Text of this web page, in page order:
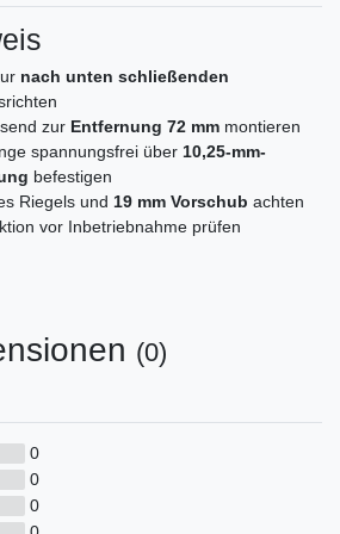
nach unten schließenden
zur Entfernung 72 mm montieren
spannungsfrei über 10,25-mm-
befestigen
Riegels und 19 mm Vorschub achten
vor Inbetriebnahme prüfen
(0)
0
0
0